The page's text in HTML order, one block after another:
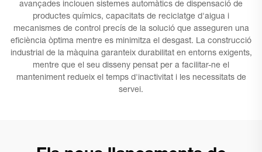
avançades inclouen sistemes automàtics de dispensació de
productes químics, capacitats de reciclatge d'aigua i
mecanismes de control precís de la solució que asseguren una
eficiència òptima mentre es minimitza el desgast. La construcció
industrial de la màquina garanteix durabilitat en entorns exigents,
mentre que el seu disseny pensat per a facilitar-ne el
manteniment redueix el temps d'inactivitat i les necessitats de
servei.